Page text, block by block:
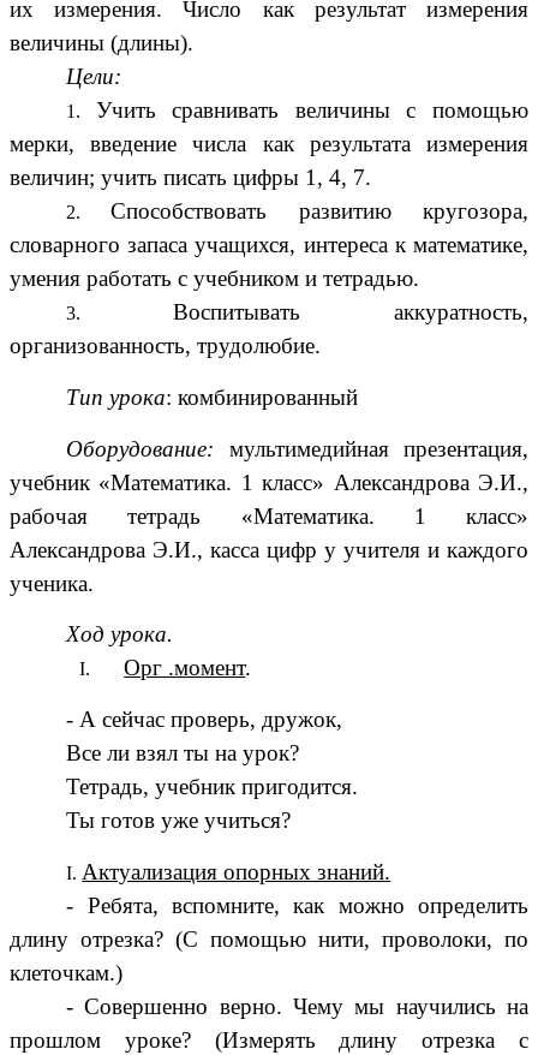
их измерения. Число как результат измерения
величины (длины).
Цели:
Учить сравнивать величины с помощью
мерки, введение числа как результата измерения
величин; учить писать цифры 1, 4, 7.
Способствовать развитию кругозора,
словарного запаса учащихся, интереса к математике,
умения работать с учебником и тетрадью.
Воспитывать аккуратность,
организованность, трудолюбие.
Тип урока: комбинированный
Оборудование: мультимедийная презентация,
учебник «Математика. 1 класс» Александрова Э.И.,
рабочая тетрадь «Математика. 1 класс»
Александрова Э.И., касса цифр у учителя и каждого
ученика.
Ход урока.
Орг .момент.
- А сейчас проверь, дружок,
Все ли взял ты на урок?
Тетрадь, учебник пригодится.
Ты готов уже учиться?
Актуализация опорных знаний.
- Ребята, вспомните, как можно определить
длину отрезка? (С помощью нити, проволоки, по
клеточкам.)
- Совершенно верно. Чему мы научились на
прошлом уроке? (Измерять длину отрезка с